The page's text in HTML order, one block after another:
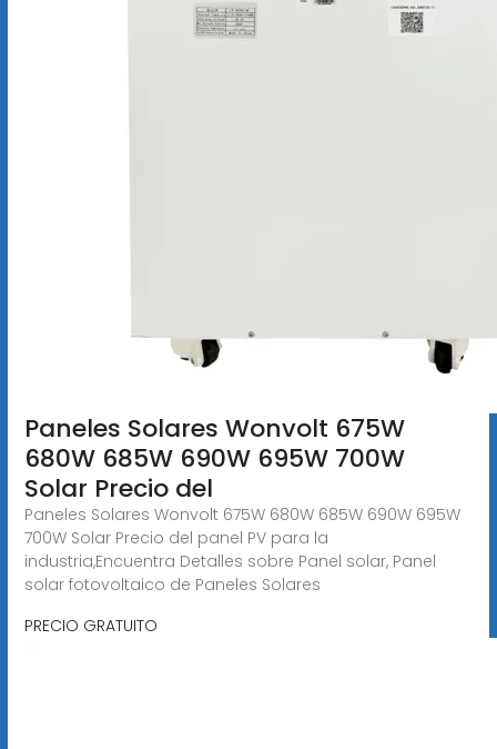
Paneles Solares Wonvolt 675W
680W 685W 690W 695W 700W
Solar Precio del
Paneles Solares Wonvolt 675W 680W 685W 690W 695W
700W Solar Precio del panel PV para la
industria,Encuentra Detalles sobre Panel solar, Panel
solar fotovoltaico de Paneles Solares
PRECIO GRATUITO